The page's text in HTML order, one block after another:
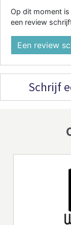
Op dit moment is
een review
Een review
Schrijf